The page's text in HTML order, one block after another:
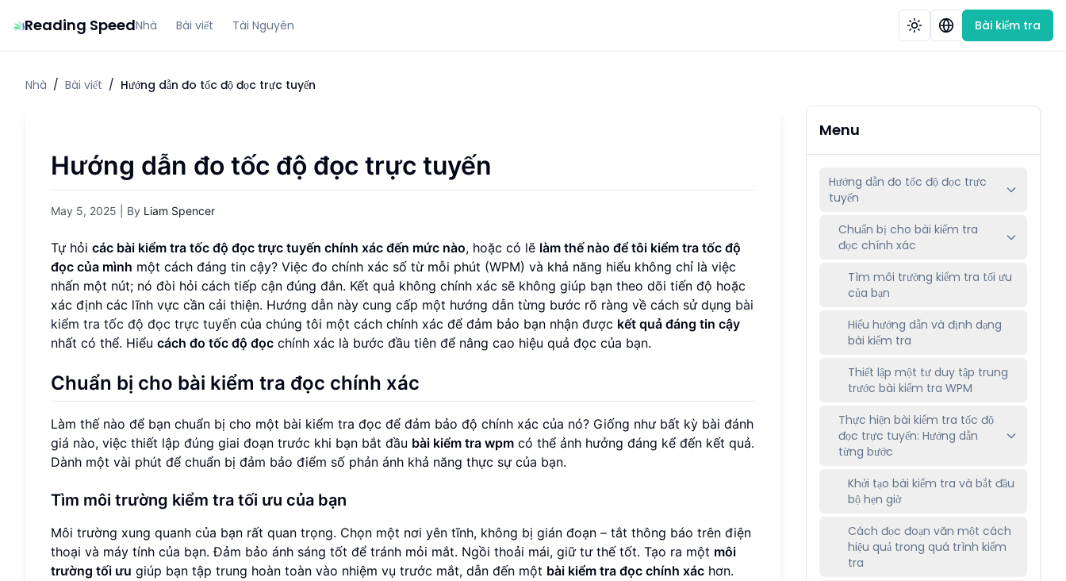
Reading SpeedNhà Bài viết Tài Nguyên Bài kiểm tra
Nhà / Bài viết / Hướng dẫn đo tốc độ đọc trực tuyến
Hướng dẫn đo tốc độ đọc trực tuyến
May 5, 2025 | By Liam Spencer
Tự hỏi các bài kiểm tra tốc độ đọc trực tuyến chính xác đến mức nào, hoặc có lẽ làm thế nào để tôi kiểm tra tốc độ
đọc của mình một cách đáng tin cậy? Việc đo chính xác số từ mỗi phút (WPM) và khả năng hiểu không chỉ là việc
nhấn một nút; nó đòi hỏi cách tiếp cận đúng đắn. Kết quả không chính xác sẽ không giúp bạn theo dõi tiến độ hoặc
xác định các lĩnh vực cần cải thiện. Hướng dẫn này cung cấp một hướng dẫn từng bước rõ ràng về cách sử dụng bài
kiểm tra tốc độ đọc trực tuyến của chúng tôi một cách chính xác để đảm bảo bạn nhận được kết quả đáng tin cậy
nhất có thể. Hiểu cách đo tốc độ đọc chính xác là bước đầu tiên để nâng cao hiệu quả đọc của bạn.
Chuẩn bị cho bài kiểm tra đọc chính xác
Làm thế nào để bạn chuẩn bị cho một bài kiểm tra đọc để đảm bảo độ chính xác của nó? Giống như bất kỳ bài đánh
giá nào, việc thiết lập đúng giai đoạn trước khi bạn bắt đầu bài kiểm tra wpm có thể ảnh hưởng đáng kể đến kết quả.
Dành một vài phút để chuẩn bị đảm bảo điểm số phản ánh khả năng thực sự của bạn.
Tìm môi trường kiểm tra tối ưu của bạn
Môi trường xung quanh của bạn rất quan trọng. Chọn một nơi yên tĩnh, không bị gián đoạn – tắt thông báo trên điện
thoại và máy tính của bạn. Đảm bảo ánh sáng tốt để tránh mỏi mắt. Ngồi thoải mái, giữ tư thế tốt. Tạo ra một môi
trường tối ưu giúp bạn tập trung hoàn toàn vào nhiệm vụ trước mắt, dẫn đến một bài kiểm tra đọc chính xác hơn.
Menu
Hướng dẫn đo tốc độ đọc trực
tuyến
Chuẩn bị cho bài kiểm tra
đọc chính xác
Tìm môi trường kiểm tra tối ưu
của bạn
Hiểu hướng dẫn và định dạng
bài kiểm tra
Thiết lập một tư duy tập trung
trước bài kiểm tra WPM
Thực hiện bài kiểm tra tốc độ
đọc trực tuyến: Hướng dẫn
từng bước
Khởi tạo bài kiểm tra và bắt đầu
bộ hẹn giờ
Cách đọc đoạn văn một cách
hiệu quả trong quá trình kiểm
tra